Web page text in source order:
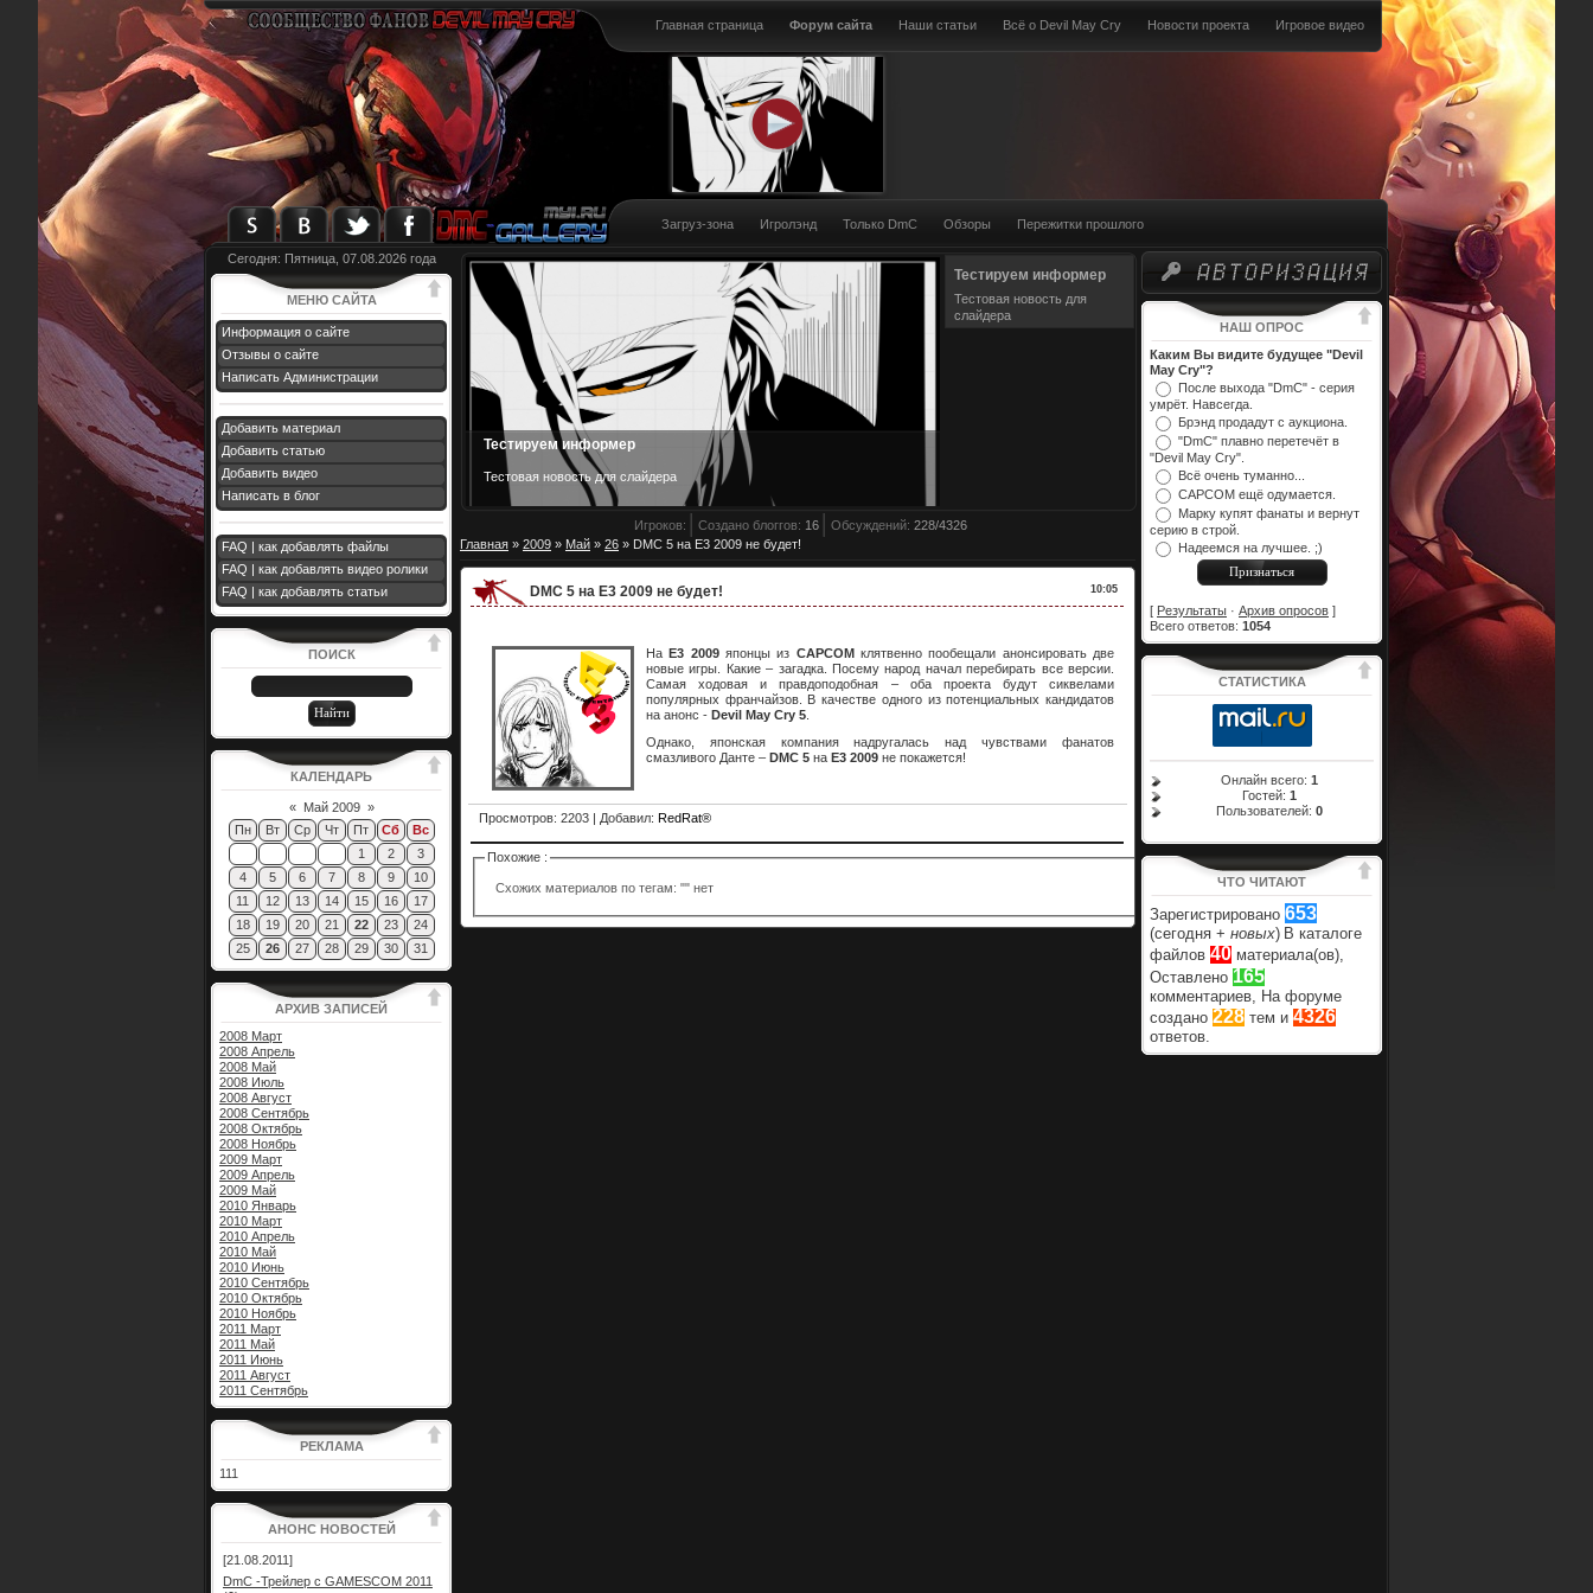
Главная страница Форум сайта Наши статьи Всё о Devil May Cry Новости проекта Игровое видео
Загруз-зона Игролэнд Только DmC Обзоры Пережитки прошлого
Тестируем информер
Тестовая новость для слайдера
Тестируем информер
Тестовая новость для
слайдера
Игроков: Создано блоггов: 16 Обсуждений: 228/4326
Главная » 2009 » Май » 26 » DMC 5 на E3 2009 не будет!
10:05
DMC 5 на E3 2009 не будет!
НаE3 2009японцы из CAPCOMклятвенно пообещали анонсировать две
новые игры. Какие – загадка. Посему народ начал перебирать все версии.
Самая ходовая и правдоподобная – оба проекта будут сиквелами
популярных франчайзов. В качестве одного из потенциальных кандидатов
на анонс - Devil May Cry 5
Однако, японская компания надругалась над чувствами фанатов
смазливого Данте – DMC 5 на E3 2009 не покажется!
Просмотров: 2203 | Добавил: RedRat®
Похожие :
Схожих материалов по тегам: "" нет
НАШ ОПРОС
Каким Вы видите будущее "Devil
May Cry"?
После выхода "DmC" - серия
умрёт. Навсегда.
Брэнд продадут с аукциона.
"DmC" плавно перетечёт в
"Devil May Cry".
Всё очень туманно...
CAPCOM ещё одумается.
Марку купят фанаты и вернут
серию в строй.
Надеемся на лучшее. ;)
[ Результаты · Архив опросов ]
Всего ответов: 1054
СТАТИСТИКА
Онлайн всего: 1
Гостей: 1
Пользователей: 0
ЧТО ЧИТАЮТ
Зарегистрировано 653
(сегодня + новых) В каталоге
файлов 40 материала(ов),
Оставлено 165
комментариев, На форуме
создано 228 тем и 4326
ответов.
Сегодня: Пятница, 07.08.2026 года
МЕНЮ САЙТА
Информация о сайте
Отзывы о сайте
Написать Администрации
Добавить материал
Добавить статью
Добавить видео
Написать в блог
FAQ | как добавлять файлы
FAQ | как добавлять видео ролики
FAQ | как добавлять статьи
ПОИСК
КАЛЕНДАРЬ
« Май 2009 »
Пн
Вт Ср Чт Пт Сб
Вс
1
2
3
4
5 6 7 8 9
10
11
12 13 14 15 16
17
18
19 20 21 22 23
24
25
26 27 28 29 30 31
АРХИВ ЗАПИСЕЙ
2008 Март
2008 Апрель
2008 Май
2008 Июль
2008 Август
2008 Сентябрь
2008 Октябрь
2008 Ноябрь
2009 Март
2009 Апрель
2009 Май
2010 Январь
2010 Март
2010 Апрель
2010 Май
2010 Июнь
2010 Сентябрь
2010 Октябрь
2010 Ноябрь
2011 Март
2011 Май
2011 Июнь
2011 Август
2011 Сентябрь
РЕКЛАМА
111
АНОНС НОВОСТЕЙ
[21.08.2011]
DmC -Трейлер с GAMESCOM 2011